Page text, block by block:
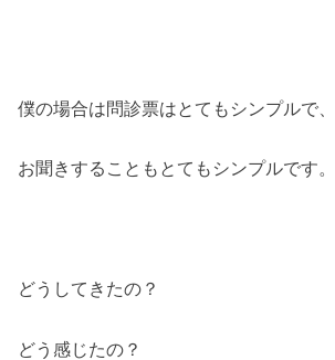
僕の場合は問診票はとてもシンプルで、
お聞きすることもとてもシンプルです。
どうしてきたの？
どう感じたの？